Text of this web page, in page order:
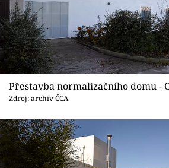
Přestavba normalizačního domu -
Zdroj: archiv ČCA